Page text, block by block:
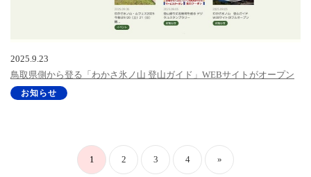
2025.9.23
鳥取県側から登る「わかさ氷ノ山 登山ガイド」WEBサイトがオープン
お知らせ
1 2 3 4 »